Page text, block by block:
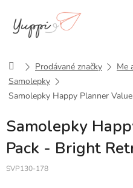
obsah
DomůProdávané značky
Me
Samolepky
Samolepky Happy Planner
Samolepky
Pack - Bright
SVP130-178